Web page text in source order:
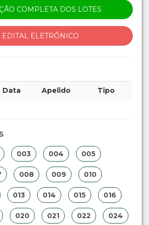
COMPLETA DOS LOTES
EDITAL ELETRÔNICO
Data Apelido Tipo
003 004 005
008 009 010
013 014 015 016
020 021 022 024